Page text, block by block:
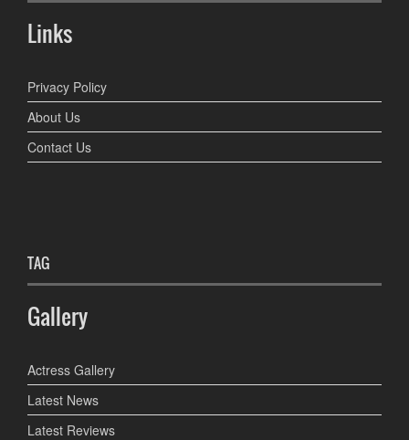
Links
Privacy Policy
About Us
Contact Us
TAG
Gallery
Actress Gallery
Latest News
Latest Reviews